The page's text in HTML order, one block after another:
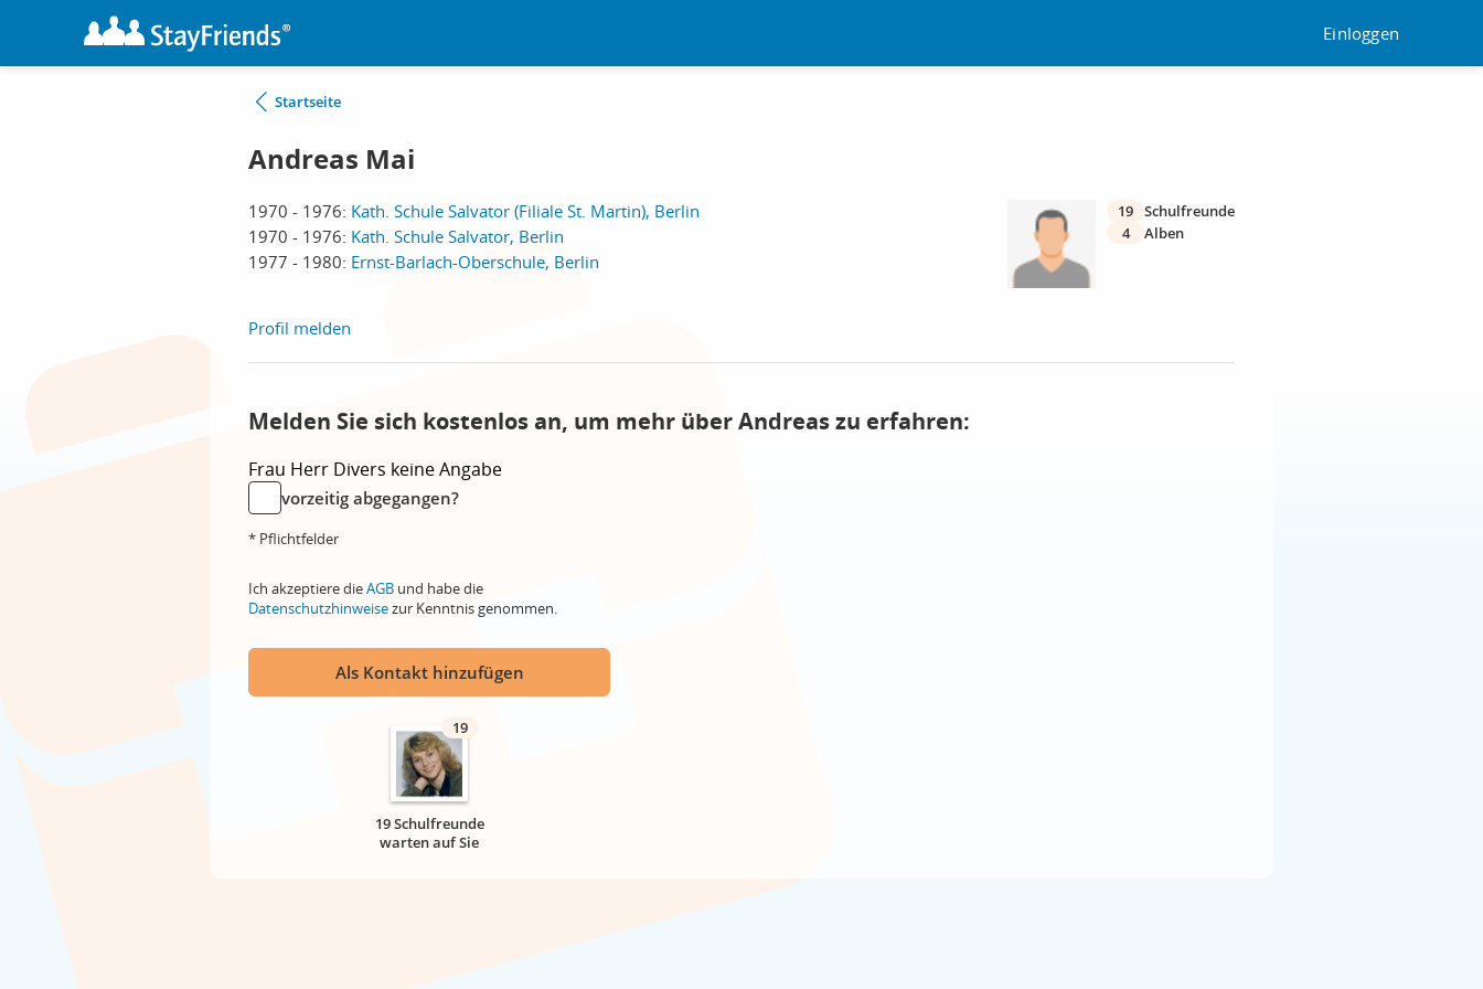
Einloggen
Startseite
Andreas Mai
1970 - 1976: Kath. Schule Salvator (Filiale St. Martin), Berlin
1970 - 1976: Kath. Schule Salvator, Berlin
1977 - 1980: Ernst-Barlach-Oberschule, Berlin
19 Schulfreunde
4
Alben
Profil melden
Melden Sie sich kostenlos an, um mehr über Andreas zu erfahren:
Frau Herr Divers keine Angabe
vorzeitig abgegangen?
* Pflichtfelder
Ich akzeptiere dieAGB und habe die
Datenschutzhinweisezur Kenntnis genommen.
Als Kontakt hinzufügen
19
19 Schulfreunde
warten auf Sie